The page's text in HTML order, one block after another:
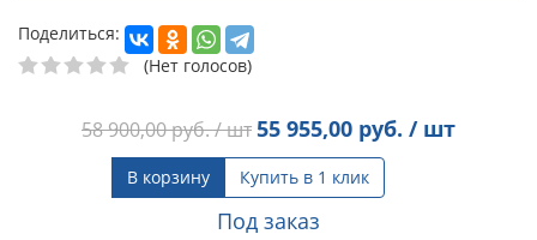
Поделиться:
(Нет голосов)
58 900,00руб. / шт55 955,00 руб. / шт
В корзину Купить в 1 клик
Под заказ